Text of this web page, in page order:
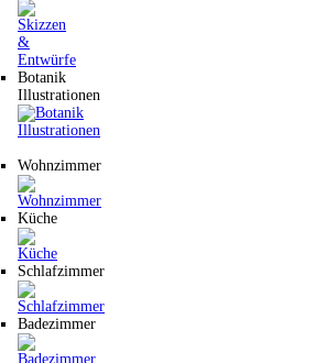
Botanik
Illustrationen
Wohnzimmer
Küche
Schlafzimmer
Badezimmer